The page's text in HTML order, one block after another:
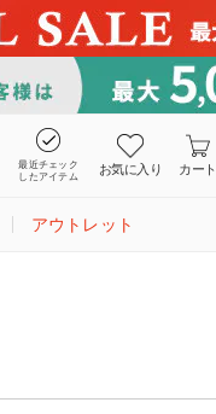
最近チェック
したアイテム
お気に入り カート
アウトレット